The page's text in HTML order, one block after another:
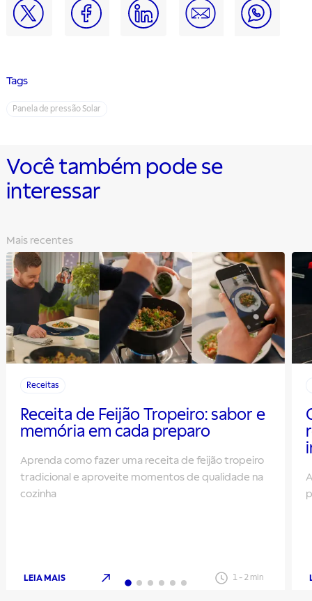
Tags
Panela de pressão Solar
Você também pode se
interessar
Mais recentes
Receitas
Receita de Feijão Tropeiro: sabor e
memória em cada preparo
Aprenda como fazer uma receita de feijão tropeiro
tradicional e aproveite momentos de qualidade na
cozinha
LEIA MAIS 1- 2 min